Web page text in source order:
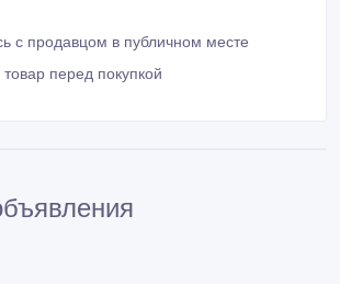
с продавцом в публичном месте
перед покупкой